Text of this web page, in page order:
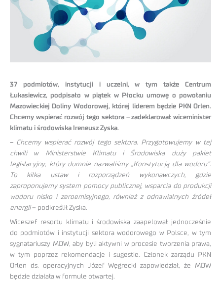
37 podmiotów, instytucji i uczelni, w tym także Centrum
Łukasiewicz, podpisało w piątek w Płocku umowę o powołaniu
Mazowieckiej Doliny Wodorowej, której liderem będzie PKN Orlen.
Chcemy wspierać rozwój tego sektora – zadeklarował wiceminister
klimatu i środowiska Ireneusz Zyska.
– Chcemy wspierać rozwój tego sektora. Przygotowujemy w tej
chwili w Ministerstwie Klimatu i Środowiska duży pakiet
legislacyjny, który dumnie nazwaliśmy „Konstytucją dla wodoru”.
To kilka ustaw i rozporządzeń wykonawczych, gdzie
zaproponujemy system pomocy publicznej, wsparcia do produkcji
wodoru nisko i zeroemisyjnego, również z odnawialnych źródeł
energii– podkreślił Zyska.
Wiceszef resortu klimatu i środowiska zaapelował jednocześnie
do podmiotów i instytucji sektora wodorowego w Polsce, w tym
sygnatariuszy MDW, aby byli aktywni w procesie tworzenia prawa,
w tym poprzez rekomendacje i sugestie. Członek zarządu PKN
Orlen ds. operacyjnych Józef Węgrecki zapowiedział, że MDW
będzie działała w formule otwartej.